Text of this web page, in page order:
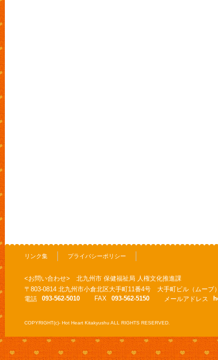
リンク集 プライバシーポリシー
<お問い合わせ> 北九州市 保健福祉局 人権文化推進課
〒803-0814 北九州市小倉北区大手町11番4号 大手町ビル（ムーブ
電話
093-562-5010 FAX 093-562-5150 メールアドレス
COPYRIGHT(c)- Hot Heart Kitakyushu ALL RIGHTS RESERVED.